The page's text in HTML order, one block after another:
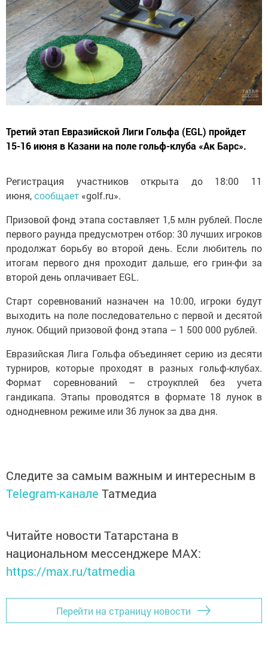
Третий этап Евразийской Лиги Гольфа (EGL) пройдет
15-16 июня в Казани на поле гольф-клуба «Ак Барс».
Регистрация участников открыта до 18:00 11
июня,сообщает «golf.ru».
Призовой фонд этапа составляет 1,5 млн рублей. После
первого раунда предусмотрен отбор: 30 лучших игроков
продолжат борьбу во второй день. Если любитель по
итогам первого дня проходит дальше, его грин-фи за
второй день оплачивает EGL.
Старт соревнований назначен на 10:00, игроки будут
выходить на поле последовательно с первой и десятой
лунок. Общий призовой фонд этапа – 1 500 000 рублей.
Евразийская Лига Гольфа объединяет серию из десяти
турниров, которые проходят в разных гольф-клубах.
Формат соревнований – строукплей без учета
гандикапа. Этапы проводятся в формате 18 лунок в
однодневном режиме или 36 лунок за два дня.
Следите за самым важным и интересным в
Telegram-канале Татмедиа
Читайте новости Татарстана в
национальном мессенджере MАХ:
https://max.ru/tatmedia
Перейти на страницу новости